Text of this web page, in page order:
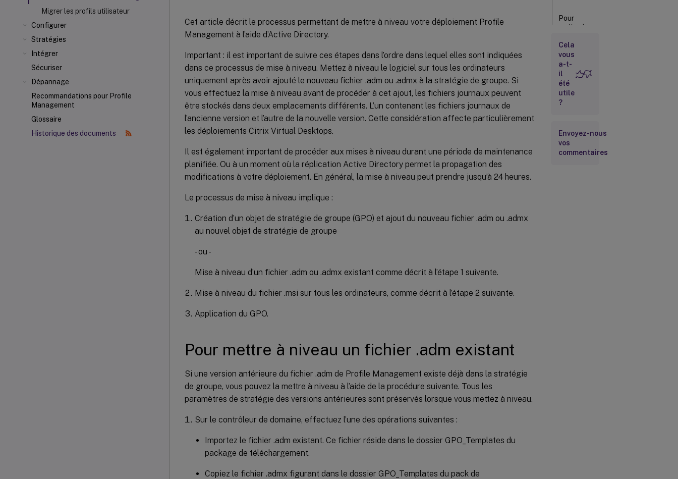
Migrer les profils utilisateur
Configurer
Stratégies
Intégrer
Sécuriser
Dépannage
Recommandations pour Profile
Management
Glossaire
Historique des documents
Cet article décrit le processus permettant de mettre à niveau votre déploiement Profile
Management à l’aide d’Active Directory.
Important : il est important de suivre ces étapes dans l’ordre dans lequel elles sont indiquées
dans ce processus de mise à niveau. Mettez à niveau le logiciel sur tous les ordinateurs
uniquement après avoir ajouté le nouveau fichier .adm ou .admx à la stratégie de groupe. Si
vous effectuez la mise à niveau avant de procéder à cet ajout, les fichiers journaux peuvent
être stockés dans deux emplacements différents. L’un contenant les fichiers journaux de
l’ancienne version et l’autre de la nouvelle version. Cette considération affecte particulièrement
les déploiements Citrix Virtual Desktops.
Il est également important de procéder aux mises à niveau durant une période de maintenance
planifiée. Ou à un moment où la réplication Active Directory permet la propagation des
modifications à votre déploiement. En général, la mise à niveau peut prendre jusqu’à 24 heures.
Le processus de mise à niveau implique :
Création d’un objet de stratégie de groupe (GPO) et ajout du nouveau fichier .adm ou .admx
au nouvel objet de stratégie de groupe
- ou -
Mise à niveau d’un fichier .adm ou .admx existant comme décrit à l’étape 1 suivante.
Mise à niveau du fichier .msi sur tous les ordinateurs, comme décrit à l’étape 2 suivante.
Application du GPO.
Pour mettre à niveau un fichier .adm existant
Si une version antérieure du fichier .adm de Profile Management existe déjà dans la stratégie
de groupe, vous pouvez la mettre à niveau à l’aide de la procédure suivante. Tous les
paramètres de stratégie des versions antérieures sont préservés lorsque vous mettez à niveau.
Sur le contrôleur de domaine, effectuez l’une des opérations suivantes :
Importez le fichier .adm existant. Ce fichier réside dans le dossier GPO_Templates du
package de téléchargement.
Copiez le fichier .admx figurant dans le dossier GPO_Templates du pack de
Pour
mettre à
fichier
.msi
Pour
mettre à
niveau le
fichier .ini
Cela
vous
a-t-
il
été
utile
?
Envoyez-nous
vos
commentaires